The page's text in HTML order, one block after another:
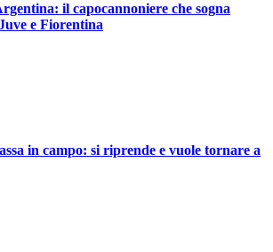
il capocannoniere che sogna
e Fiorentina
in campo: si riprende e vuole tornare a